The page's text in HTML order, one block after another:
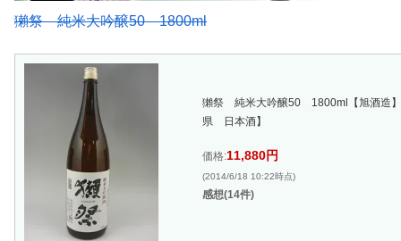
獺祭 純米大吟醸50 1800ml
獺祭 純米大吟醸50 1800ml【旭酒造
県 日本酒】
価格:11,880円
(2014/6/18 10:22時点)
感想(14件)